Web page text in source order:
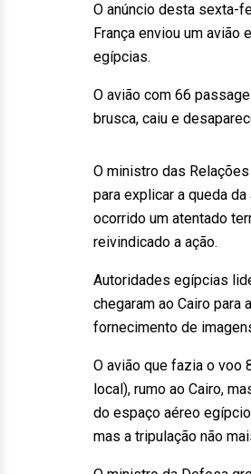
O anúncio desta sexta-
França enviou um
egípcias.
O avião com 66
brusca, caiu e
O ministro das
para explicar a queda
ocorrido um atentado
reivindicado a ação.
Autoridades egípcias
chegaram ao Cairo
fornecimento de
O avião que fazia o voo
local), rumo ao Cairo,
do espaço aéreo
mas a tripulação não